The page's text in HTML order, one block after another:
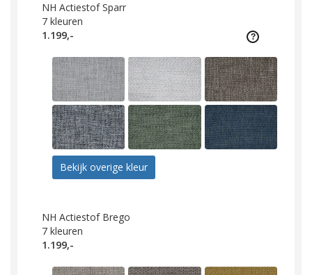
NH Actiestof Sparr
7 kleuren
1.199,-
Bekijk overige kleur
NH Actiestof Brego
7 kleuren
1.199,-